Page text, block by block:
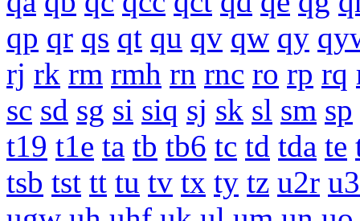
qp qr qs qt qu qv qw qy
rj rk rm rmh rn rnc ro rp rq
sc sd sg si siq sj sk sl sm sp
t19 t1e ta tb tb6 tc td tda te
tsb tst tt tu tv tx ty tz u2r